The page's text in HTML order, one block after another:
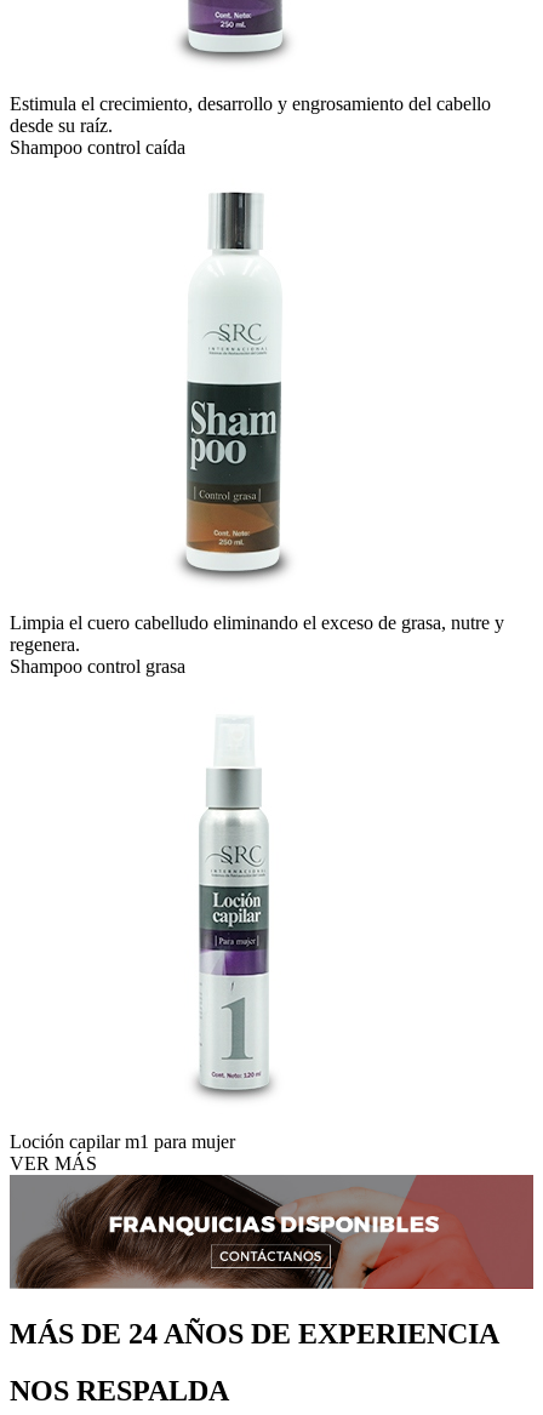
Estimula el crecimiento, desarrollo y engrosamiento del cabello
desde su raíz.
Shampoo control caída
Limpia el cuero cabelludo eliminando el exceso de grasa, nutre y
regenera.
Shampoo control grasa
Loción capilar m1 para mujer
VER MÁS
MÁS DE 24 AÑOS DE EXPERIENCIA
NOS RESPALDA